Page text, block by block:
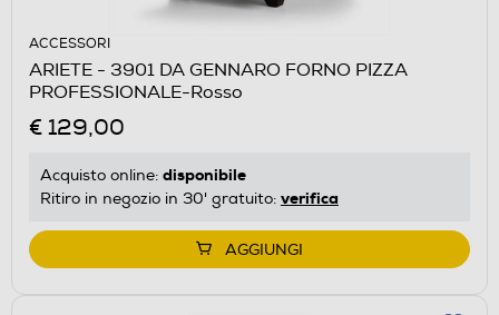
ACCESSORI
ARIETE - 3901 DA GENNARO FORNO PIZZA
PROFESSIONALE-Rosso
€ 129,00
Acquisto online: disponibile
Ritiro in negozio in 30' gratuito: verifica
AGGIUNGI